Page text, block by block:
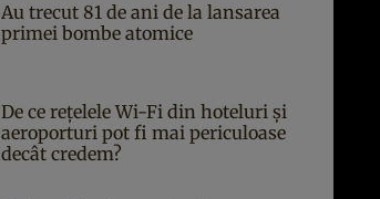
Au trecut 81 de ani de la lansarea
primei bombe atomice
De ce rețelele Wi-Fi din hoteluri și
aeroporturi pot fi mai periculoase
decât credem?